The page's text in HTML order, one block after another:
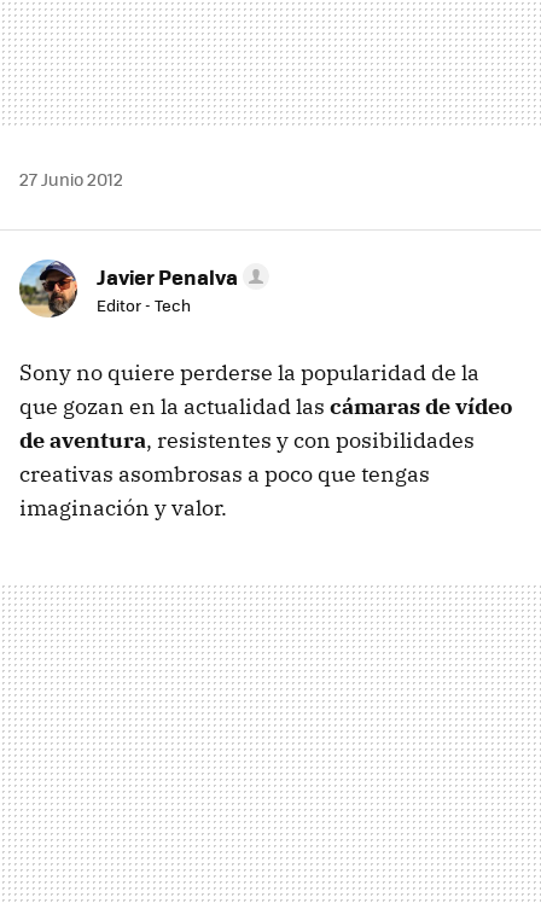
27 Junio 2012
Javier Penalva
Editor - Tech
Sony no quiere perderse la popularidad de la
que gozan en la actualidad las cámaras de vídeo
de aventura, resistentes y con posibilidades
creativas asombrosas a poco que tengas
imaginación y valor.